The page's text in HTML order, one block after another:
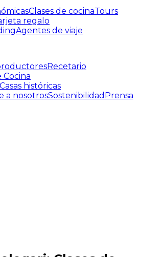
Clases de cocinaTours
regalo
Agentes de viaje
Recetario
Cocina
Casas históricas
a nosotrosSostenibilidad Prensa